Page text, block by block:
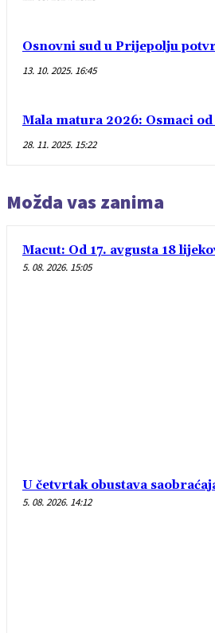
Osnovni sud u Prijepolju
13. 10. 2025. 16:45
Mala matura 2026: Osmaci
28. 11. 2025. 15:22
Možda vas zanima
Macut: Od 17. avgusta 18
5. 08. 2026. 15:05
U četvrtak obustava
5. 08. 2026. 14:12